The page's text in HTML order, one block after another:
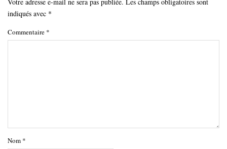
indiqués avec *
Commentaire *
Nom *